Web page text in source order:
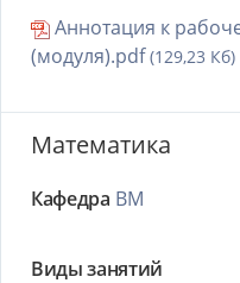
Аннотация к
(модуля).pdf(129,23 Кб)
Математика
Кафедра ВМ
Виды занятий